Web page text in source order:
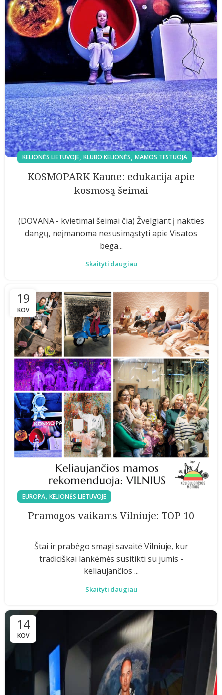
KELIONĖS LIETUVOJE, KLUBO KELIONĖS, MAMOS TESTUOJA
KOSMOPARK Kaune: edukacija apie
kosmosą šeimai
(DOVANA - kvietimai šeimai čia) Žvelgiant į nakties
dangų, neįmanoma nesusimąstyti apie Visatos
bega...
Skaityti daugiau
19
KOV
EUROPA, KELIONĖS LIETUVOJE
Pramogos vaikams Vilniuje: TOP 10
Štai ir prabėgo smagi savaitė Vilniuje, kur
tradiciškai lankėmės susitikti su jumis -
keliaujančios ...
Skaityti daugiau
14
KOV